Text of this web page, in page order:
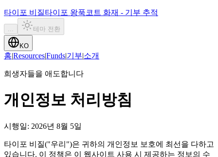
타이포 비질타이포 왕푹코트 화재 - 기부 추적
... 테마 전환
KO
홈|Resources|Funds|기부|소개
희생자들을 애도합니다
개인정보 처리방침
시행일: 2026년 8월 5일
타이포 비질("우리")은 귀하의 개인정보 보호에 최선을 다하고
있습니다. 이 정책은 이 웹사이트 사용 시 제공하는 정보의 수